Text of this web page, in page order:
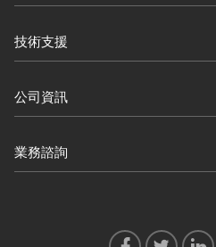
技術支援
公司資訊
業務諮詢